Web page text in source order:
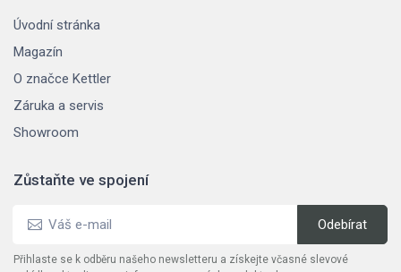
Úvodní stránka
Magazín
O značce Kettler
Záruka a servis
Showroom
Zůstaňte ve spojení
Přihlaste se k odběru našeho newsletteru a získejte včasné slevové